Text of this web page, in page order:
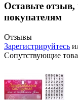
Оставьте
покупателям
Отзывы
Зарегистрируйтесь
Сопутствующие